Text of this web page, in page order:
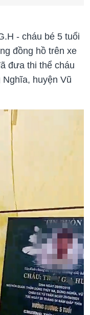
- cháu bé 5 tuổi
đồng hồ trên xe
đưa thi thể cháu
huyện Vũ